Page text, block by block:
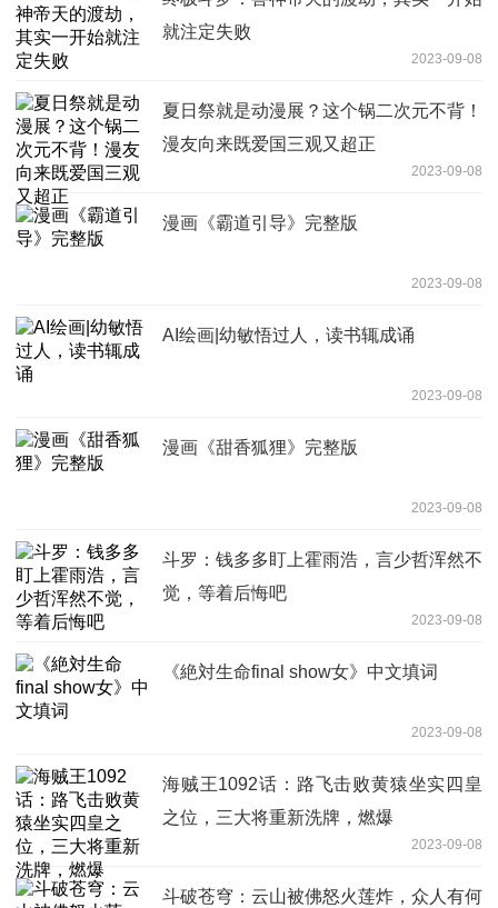
就注定失败
2023-09-08
夏日祭就是动漫展？这个锅二次元不背！
漫友向来既爱国三观又超正
2023-09-08
漫画《霸道引导》完整版
2023-09-08
AI绘画|幼敏悟过人，读书辄成诵
2023-09-08
漫画《甜香狐狸》完整版
2023-09-08
斗罗：钱多多盯上霍雨浩，言少哲浑然不
觉，等着后悔吧
2023-09-08
《絶対生命final show女》中文填词
2023-09-08
海贼王1092话：路飞击败黄猿坐实四皇
之位，三大将重新洗牌，燃爆
2023-09-08
斗破苍穹：云山被佛怒火莲炸，众人有何